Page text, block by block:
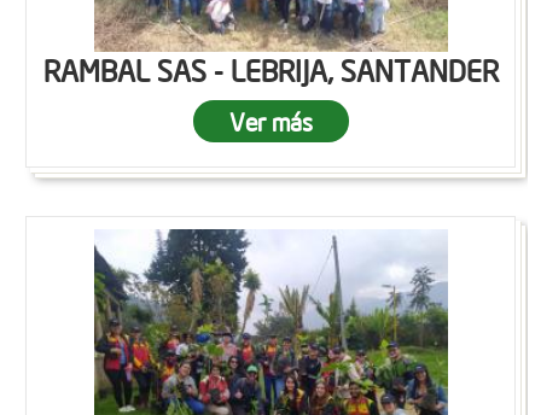
RAMBAL SAS - LEBRIJA, SANTANDER
Ver más